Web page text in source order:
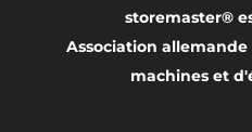
storemaster®
Association
machines et